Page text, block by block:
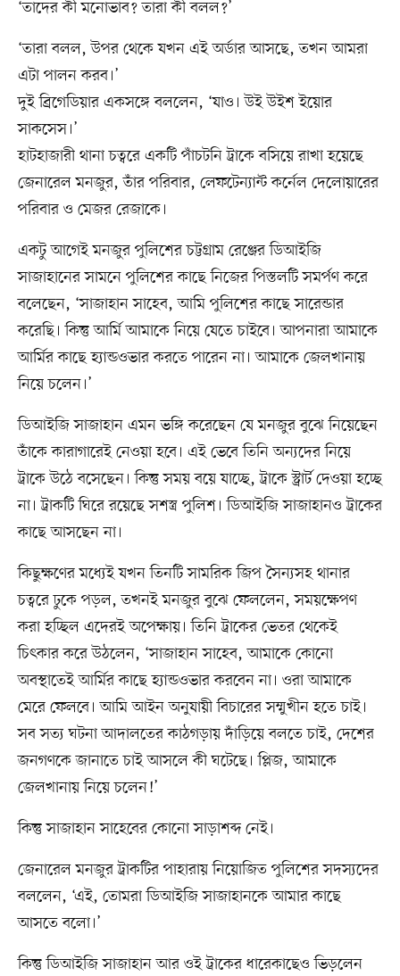
‘তাদের কী মনোভাব? তারা কী বলল?’
‘তারা বলল, উপর থেকে যখন এই অর্ডার আসছে, তখন আমরা
এটা পালন করব।’
দুই ব্রিগেডিয়ার একসঙ্গে বললেন, ‘যাও। উই উইশ ইয়োর
সাকসেস।’
হাটহাজারী থানা চত্বরে একটি পাঁচটনি ট্রাকে বসিয়ে রাখা হয়েছে
জেনারেল মনজুর, তাঁর পরিবার, লেফটেন্যান্ট কর্নেল দেলোয়ারের
পরিবার ও মেজর রেজাকে।
একটু আগেই মনজুর পুলিশের চট্টগ্রাম রেঞ্জের ডিআইজি
সাজাহানের সামনে পুলিশের কাছে নিজের পিস্তলটি সমর্পণ করে
বলেছেন, ‘সাজাহান সাহেব, আমি পুলিশের কাছে সারেন্ডার
করেছি। কিন্তু আর্মি আমাকে নিয়ে যেতে চাইবে। আপনারা আমাকে
আর্মির কাছে হ্যান্ডওভার করতে পারেন না। আমাকে জেলখানায়
নিয়ে চলেন।’
ডিআইজি সাজাহান এমন ভঙ্গি করেছেন যে মনজুর বুঝে নিয়েছেন
তাঁকে কারাগারেই নেওয়া হবে। এই ভেবে তিনি অন্যদের নিয়ে
ট্রাকে উঠে বসেছেন। কিন্তু সময় বয়ে যাচ্ছে, ট্রাকে স্ট্রার্ট দেওয়া হচ্ছে
না। ট্রাকটি ঘিরে রয়েছে সশস্ত্র পুলিশ। ডিআইজি সাজাহানও ট্রাকের
কাছে আসছেন না।
কিছুক্ষণের মধ্যেই যখন তিনটি সামরিক জিপ সৈন্যসহ থানার
চত্বরে ঢুকে পড়ল, তখনই মনজুর বুঝে ফেললেন, সময়ক্ষেপণ
করা হচ্ছিল এদেরই অপেক্ষায়। তিনি ট্রাকের ভেতর থেকেই
চিৎকার করে উঠলেন, ‘সাজাহান সাহেব, আমাকে কোনো
অবস্থাতেই আর্মির কাছে হ্যান্ডওভার করবেন না। ওরা আমাকে
মেরে ফেলবে। আমি আইন অনুযায়ী বিচারের সম্মুখীন হতে চাই।
সব সত্য ঘটনা আদালতের কাঠগড়ায় দাঁড়িয়ে বলতে চাই, দেশের
জনগণকে জানাতে চাই আসলে কী ঘটেছে। প্লিজ, আমাকে
জেলখানায় নিয়ে চলেন!’
কিন্তু সাজাহান সাহেবের কোনো সাড়াশব্দ নেই।
জেনারেল মনজুর ট্রাকটির পাহারায় নিয়োজিত পুলিশের সদস্যদের
বললেন, ‘এই, তোমরা ডিআইজি সাজাহানকে আমার কাছে
আসতে বলো।’
কিন্তু ডিআইজি সাজাহান আর ওই ট্রাকের ধারেকাছেও ভিড়লেন